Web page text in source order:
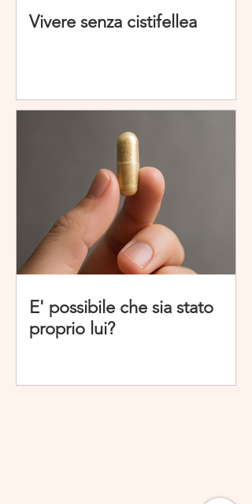
Vivere senza cistifellea
E' possibile che sia stato
proprio lui?